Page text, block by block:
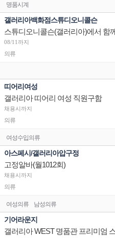
명품시계
갤러리아백화점스튜디오니콜슨
스튜디오니콜슨(갤러리아)에서 함
08/11까지
의류
띠어리여성
갤러리아 띠어리 여성 직원구함
채용시까지
의류
여성수입의류
아스페시/갤러리아압구정
고정알바(월1012회)
채용시까지
의류
여성의류 남성의류
기어라운지
갤러리아 WEST 명품관 프리미엄